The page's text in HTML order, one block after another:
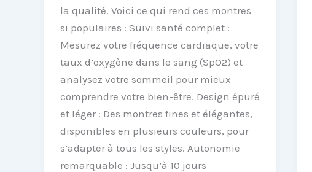
la qualité. Voici ce qui rend ces montres
si populaires : Suivi santé complet :
Mesurez votre fréquence cardiaque, votre
taux d’oxygène dans le sang (SpO2) et
analysez votre sommeil pour mieux
comprendre votre bien-être. Design épuré
et léger : Des montres fines et élégantes,
disponibles en plusieurs couleurs, pour
s’adapter à tous les styles. Autonomie
remarquable : Jusqu’à 10 jours